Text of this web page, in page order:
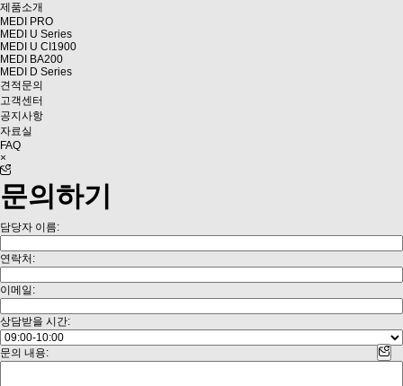
제품소개
MEDI PRO
MEDI U Series
MEDI U CI1900
MEDI BA200
MEDI D Series
견적문의
고객센터
공지사항
자료실
FAQ
×
문의하기
담당자 이름:
연락처:
이메일:
상담받을 시간:
문의 내용: